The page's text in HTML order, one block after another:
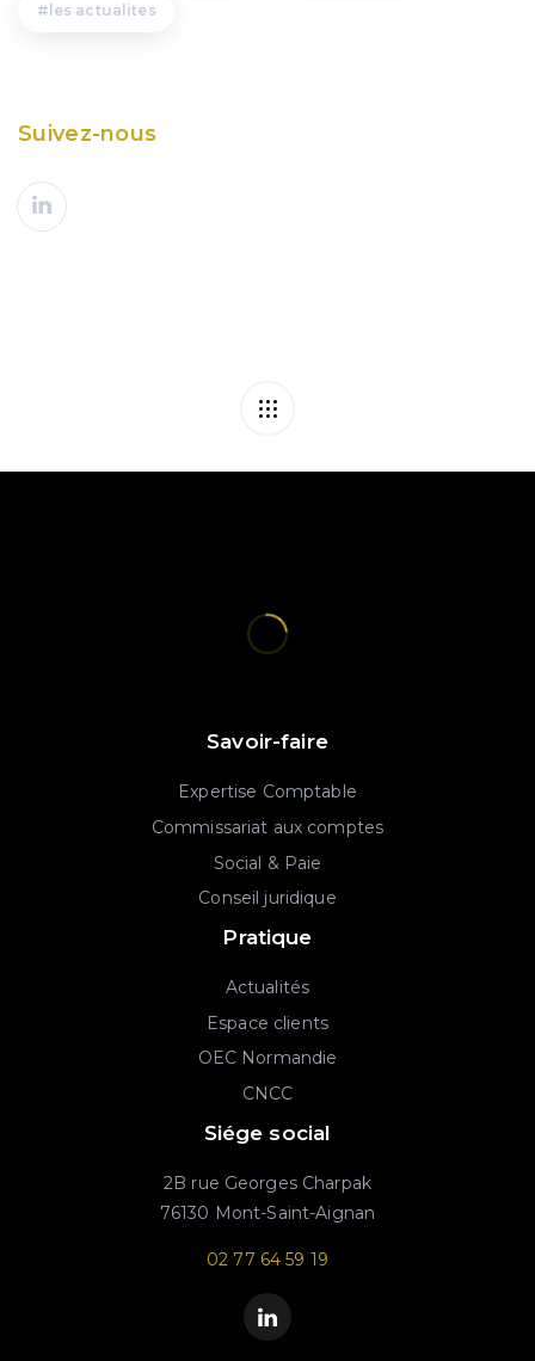
les actualites
Suivez-nous
Savoir-faire
Expertise Comptable
Commissariat aux comptes
Social & Paie
Conseil juridique
Pratique
Actualités
Espace clients
OEC Normandie
CNCC
Siége social
2B rue Georges Charpak
76130 Mont-Saint-Aignan
02 77 64 59 19